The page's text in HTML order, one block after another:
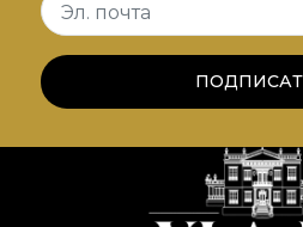
Эл. почта